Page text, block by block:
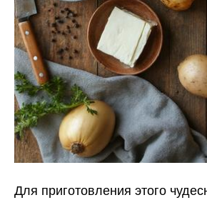
Для приготовления этого